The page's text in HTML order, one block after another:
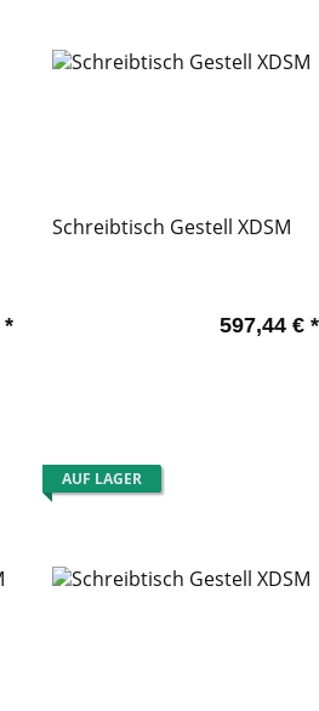
*
Schreibtisch Gestell XDSM
597,44 € *
AUF LAGER